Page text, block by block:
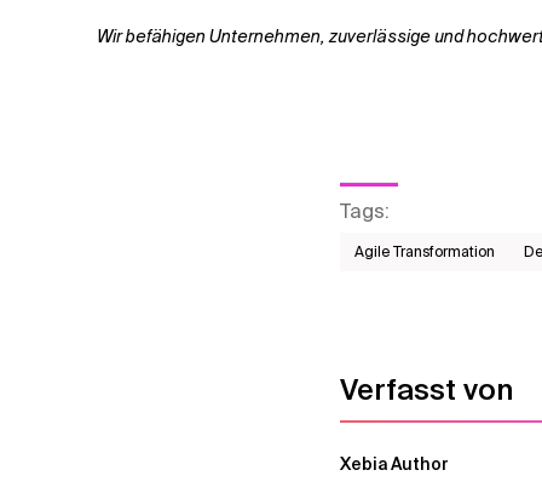
Wir befähigen Unternehmen, zuverlässige und
Tags:
Agile Transformation
Verfasst von
Xebia Author